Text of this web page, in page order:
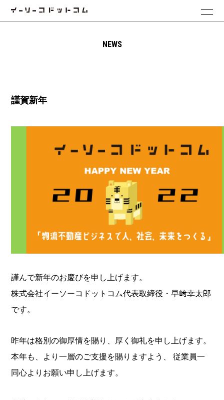
NEWS
謹賀新年
謹んで新年のお慶びを申し上げます。
株式会社イーソーコドットコム代表取締役・早﨑幸太郎
です。
昨年は格別の御厚情を賜り、厚く御礼を申し上げます。
本年も、より一層のご支援を賜りますよう、 従業員一
同心よりお願い申し上げます。